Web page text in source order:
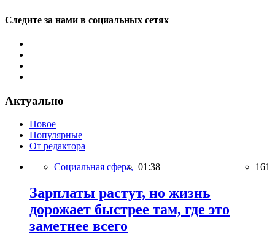
Следите за нами в социальных сетях
Актуально
Новое
Популярные
От редактора
Социальная сфера, 01:38 161
Зарплаты растут, но жизнь
дорожает быстрее там, где это
заметнее всего